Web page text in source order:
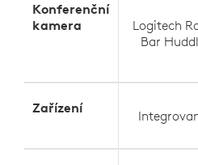
Konferenční
kamera
Logitech
Bar
Zařízení